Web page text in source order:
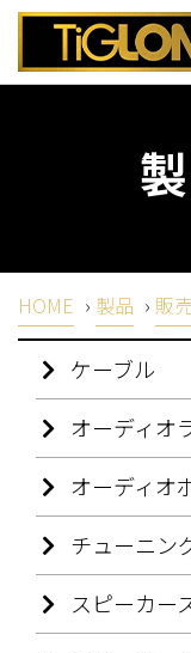
HOME › 製品 › 販
ケーブル
オーディオ
オーディオ
チューニン
スピーカー